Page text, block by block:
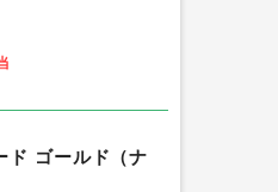
ド ゴールド（ナ